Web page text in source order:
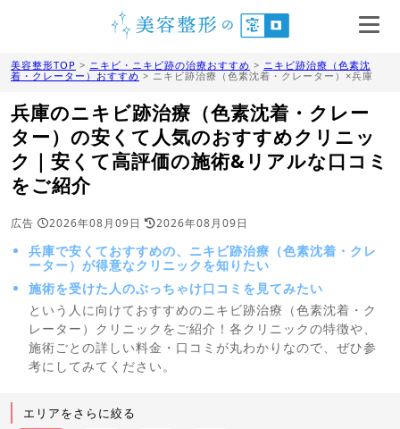
美容整形TOP > ニキビ・ニキビ跡の治療おすすめ > ニキビ跡治療（色素沈
着・クレーター）おすすめ > ニキビ跡治療（色素沈着・クレーター）×兵庫
兵庫のニキビ跡治療（色素沈着・クレー
ター）の安くて人気のおすすめクリニッ
ク｜安くて高評価の施術&リアルな口コミ
をご紹介
広告 2026年08月09日 2026年08月09日
兵庫で安くておすすめの、ニキビ跡治療（色素沈着・クレ
ーター）が得意なクリニックを知りたい
施術を受けた人のぶっちゃけ口コミを見てみたい
という人に向けておすすめのニキビ跡治療（色素沈着・ク
レーター）クリニックをご紹介！各クリニックの特徴や、
施術ごとの詳しい料金・口コミが丸わかりなので、ぜひ参
考にしてみてください。
エリアをさらに絞る